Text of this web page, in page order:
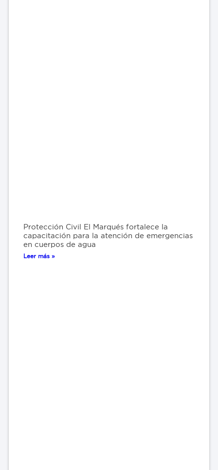
Protección Civil El Marqués fortalece la
capacitación para la atención de emergencias
en cuerpos de agua
Leer más »